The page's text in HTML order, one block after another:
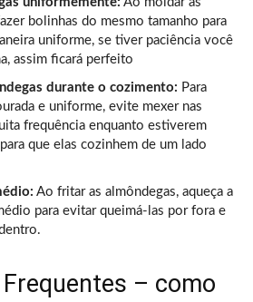
bolinhas do mesmo tamanho para
uniforme, se tiver paciência você
assim ficará perfeito
durante o cozimento: Para
e uniforme, evite mexer nas
frequência enquanto estiverem
que elas cozinhem de um lado
Ao fritar as almôndegas, aqueça a
para evitar queimá-las por fora e
– como